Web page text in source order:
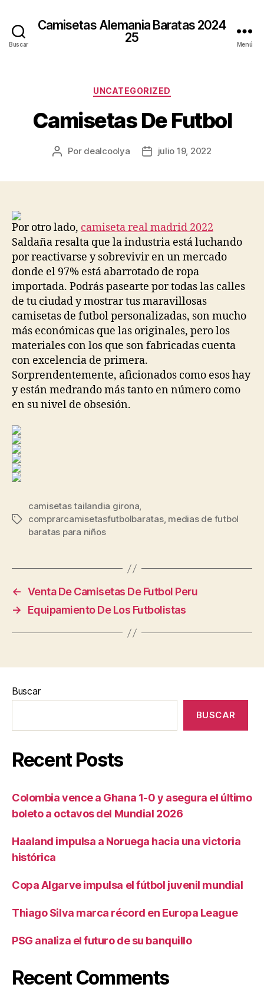
Buscar
Camisetas Alemania Baratas 2024
25
Menú
Categorías
UNCATEGORIZED
Camisetas De Futbol
Autor
Por dealcoolya
Fechajulio 19, 2022
Por otro lado, camiseta real madrid 2022
Saldaña resalta que la industria está luchando
por reactivarse y sobrevivir en un mercado
donde el 97% está abarrotado de ropa
importada. Podrás pasearte por todas las calles
de tu ciudad y mostrar tus maravillosas
camisetas de futbol personalizadas, son mucho
más económicas que las originales, pero los
materiales con los que son fabricadas cuenta
con excelencia de primera.
Sorprendentemente, aficionados como esos hay
y están medrando más tanto en número como
en su nivel de obsesión.
Etiquetas
camisetas tailandia girona,
comprarcamisetasfutbolbaratas, medias de futbol
baratas para niños
← Venta De Camisetas De Futbol Peru
→
Equipamiento De Los Futbolistas
Buscar
BUSCAR
Recent Posts
Colombia vence a Ghana 1-0 y asegura el último
boleto a octavos del Mundial 2026
Haaland impulsa a Noruega hacia una victoria
histórica
Copa Algarve impulsa el fútbol juvenil mundial
Thiago Silva marca récord en Europa League
PSG analiza el futuro de su banquillo
Recent Comments